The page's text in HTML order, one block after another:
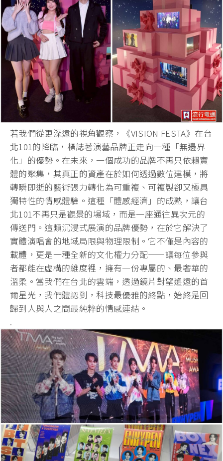
若我們從更深遠的視角觀察，《VISION FESTA》在台
北101的降臨，標誌著演藝品牌正走向一種「無邊界
化」的優勢。在未來，一個成功的品牌不再只依賴實
體的聚集，其真正的資產在於如何透過數位建模，將
轉瞬即逝的藝術張力轉化為可重複、可複製卻又極具
獨特性的情感體驗。這種「體感經濟」的成熟，讓台
北101不再只是觀景的場域，而是一座通往異次元的
傳送門。這類沉浸式展演的品牌優勢，在於它解決了
實體演唱會的地域局限與物理限制。它不僅是內容的
載體，更是一種全新的文化權力分配——讓每位參與
者都能在虛構的維度裡，擁有一份專屬的、最奢華的
溫柔。當我們在台北的雲端，透過鏡片對望遙遠的首
爾星光，我們體認到，科技最優雅的終點，始終是回
歸到人與人之間最純粹的情感連結。
.